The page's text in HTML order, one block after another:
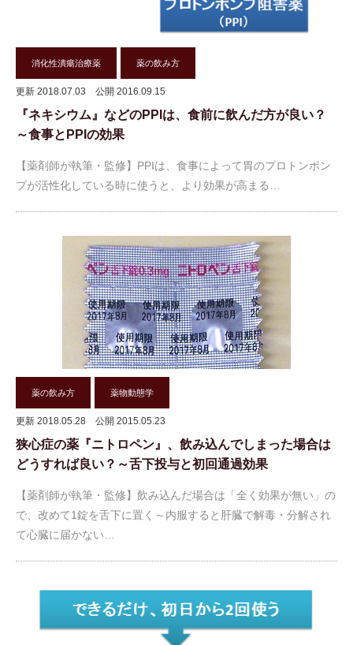
消化性潰瘍治療薬 薬の飲み方
更新 2018.07.03 公開 2016.09.15
『ネキシウム』などのPPIは、食前に飲んだ方が良い？
～食事とPPIの効果
【薬剤師が執筆・監修】PPIは、食事によって胃のプロトンポン
プが活性化している時に使うと、より効果が高まる…
薬の飲み方 薬物動態学
更新 2018.05.28 公開 2015.05.23
狭心症の薬『ニトロペン』、飲み込んでしまった場合は
どうすれば良い？～舌下投与と初回通過効果
【薬剤師が執筆・監修】飲み込んだ場合は「全く効果が無い」の
で、改めて1錠を舌下に置く～内服すると肝臓で解毒・分解され
て心臓に届かない…